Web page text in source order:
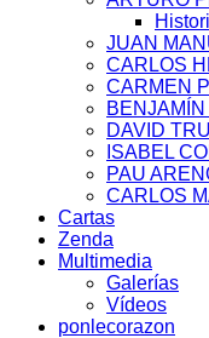
JUAN
CARLOS
CARMEN
DAVID
ISABEL
PAU
CARLOS
Cartas
Zenda
Multimedia
Galerías
Vídeos
ponlecorazon